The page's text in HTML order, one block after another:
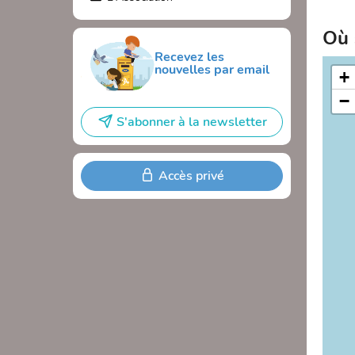
Recevez les
nouvelles par email
S'abonner à la newsletter
Accès privé
Où
+
−